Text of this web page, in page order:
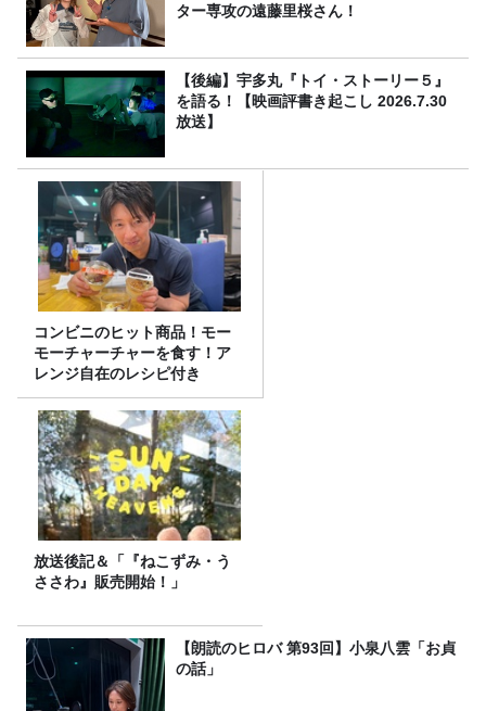
ター専攻の遠藤里桜さん！
【後編】宇多丸『トイ・ストーリー５』
を語る！【映画評書き起こし 2026.7.30
放送】
コンビニのヒット商品！モー
モーチャーチャーを食す！ア
レンジ自在のレシピ付き
放送後記＆「『ねこずみ・う
ささわ』販売開始！」
【朗読のヒロバ 第93回】小泉八雲「お貞
の話」